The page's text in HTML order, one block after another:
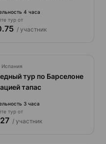
4 часа
тур от
/ участник
Испания
тур по Барселоне
тапас
3 часа
тур от
/ участник